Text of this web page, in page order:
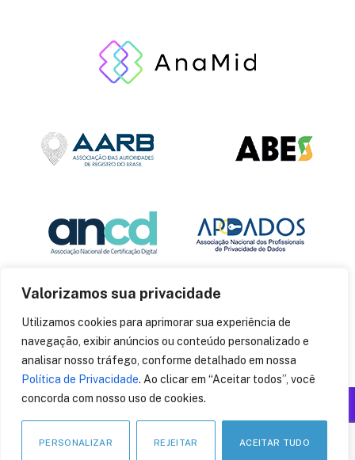
Valorizamos sua privacidade
Utilizamos cookies para aprimorar sua experiência de
navegação, exibir anúncios ou conteúdo personalizado e
analisar nosso tráfego, conforme detalhado em nossa
Política de Privacidade. Ao clicar em “Aceitar todos”, você
concorda com nosso uso de cookies.
PERSONALIZAR REJEITAR ACEITAR TUDO
© 2014CryptoID. Todos os direitos reservados.